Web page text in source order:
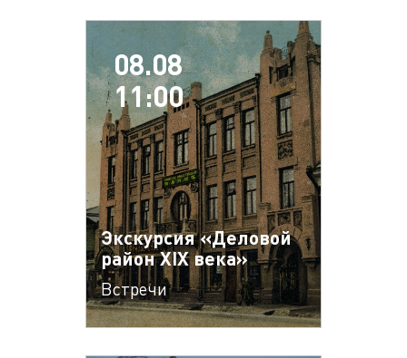
08.08
11:00
Экскурсия «Деловой
район XIX века»
Встречи